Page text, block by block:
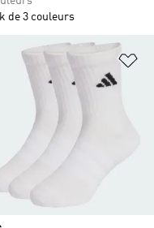
de 3 couleurs
à la Liste de produits